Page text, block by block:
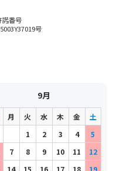
諾番号
号
9月
月 火 水 木 金
土
1
2 3 4
5
7 8 9 10 11
12